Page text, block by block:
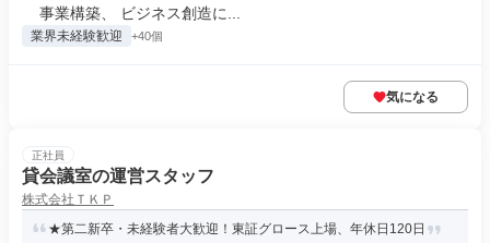
事業構築、 ビジネス創造に...
業界未経験歓迎 +40個
気になる
正社員
貸会議室の運営スタッフ
株式会社ＴＫＰ
★第二新卒・未経験者大歓迎！東証グロース上場、年休日120日